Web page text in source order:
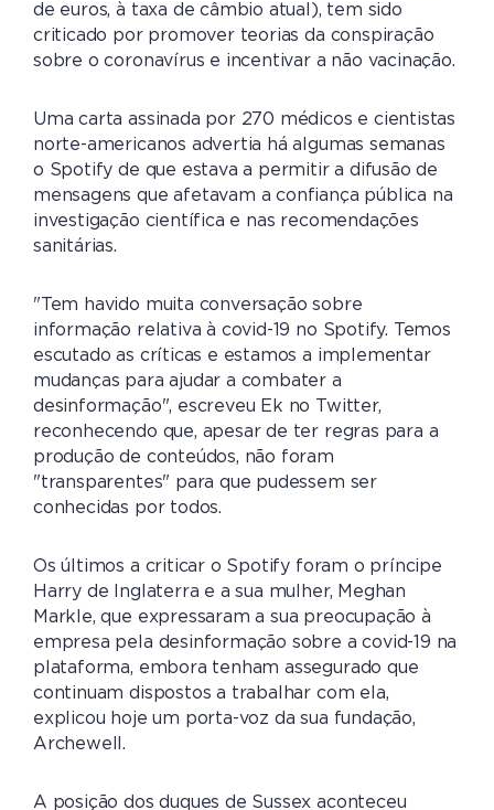
de euros, à taxa de câmbio atual), tem sido
criticado por promover teorias da conspiração
sobre o coronavírus e incentivar a não vacinação.
Uma carta assinada por 270 médicos e cientistas
norte-americanos advertia há algumas semanas
o Spotify de que estava a permitir a difusão de
mensagens que afetavam a confiança pública na
investigação científica e nas recomendações
sanitárias.
"Tem havido muita conversação sobre
informação relativa à covid-19 no Spotify. Temos
escutado as críticas e estamos a implementar
mudanças para ajudar a combater a
desinformação", escreveu Ek no Twitter,
reconhecendo que, apesar de ter regras para a
produção de conteúdos, não foram
"transparentes" para que pudessem ser
conhecidas por todos.
Os últimos a criticar o Spotify foram o príncipe
Harry de Inglaterra e a sua mulher, Meghan
Markle, que expressaram a sua preocupação à
empresa pela desinformação sobre a covid-19 na
plataforma, embora tenham assegurado que
continuam dispostos a trabalhar com ela,
explicou hoje um porta-voz da sua fundação,
Archewell.
A posição dos duques de Sussex aconteceu